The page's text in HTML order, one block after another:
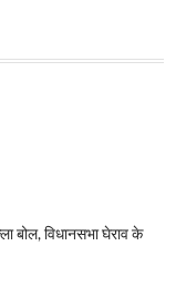
बोल, विधानसभा घेराव के